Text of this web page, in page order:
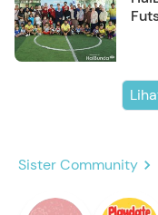
Sister Community